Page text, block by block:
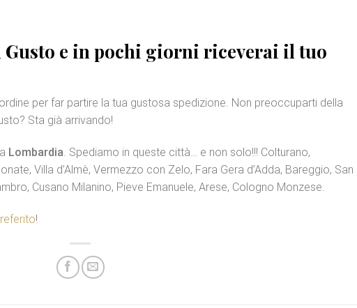
Gusto e in pochi giorni riceverai il tuo
per far partire la tua gustosa spedizione. Non preoccuparti della
Sta già arrivando!
Lombardia. Spediamo in queste città… e non solo!!! Colturano,
Villa d’Almè, Vermezzo con Zelo, Fara Gera d’Adda, Bareggio, San
Cusano Milanino, Pieve Emanuele, Arese, Cologno Monzese.
!